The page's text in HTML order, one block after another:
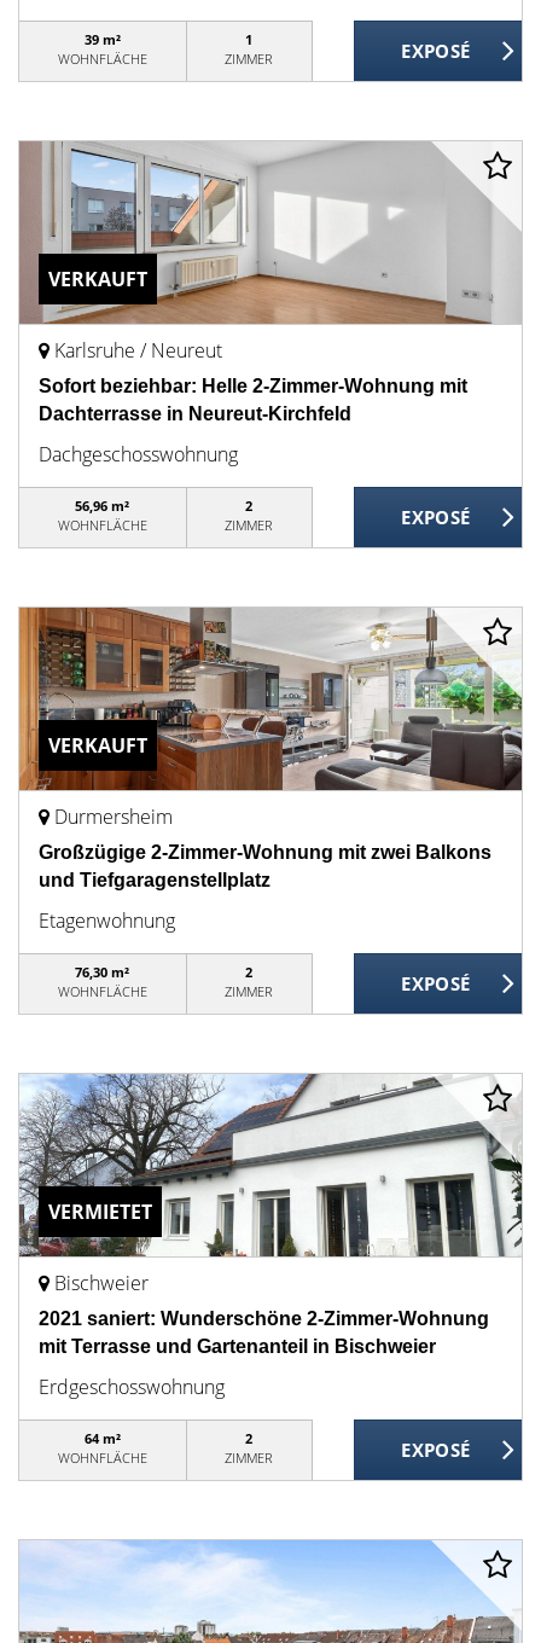
39 m²
WOHNFLÄCHE
1
ZIMMER
VERKAUFT
Karlsruhe / Neureut
Sofort beziehbar: Helle 2-Zimmer-Wohnung mit
Dachterrasse in Neureut-Kirchfeld
Dachgeschosswohnung
56,96 m²
WOHNFLÄCHE
2
ZIMMER
VERKAUFT
Durmersheim
Großzügige 2-Zimmer-Wohnung mit zwei Balkons
und Tiefgaragenstellplatz
Etagenwohnung
76,30 m²
WOHNFLÄCHE
2
ZIMMER
VERMIETET
Bischweier
2021 saniert: Wunderschöne 2-Zimmer-Wohnung
mit Terrasse und Gartenanteil in Bischweier
Erdgeschosswohnung
64 m²
WOHNFLÄCHE
2
ZIMMER